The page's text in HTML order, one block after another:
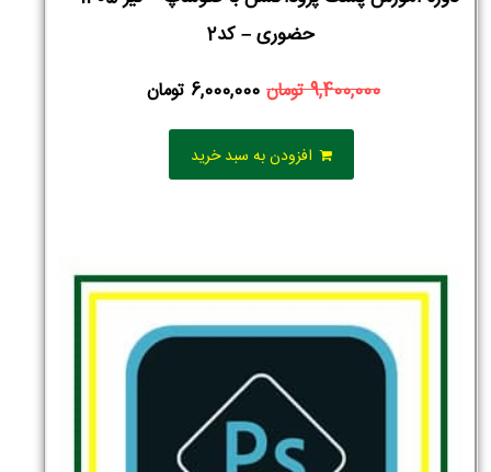
حضوری – کد2
9,400,000تومان 6,000,000 تومان
افزودن به سبد خرید